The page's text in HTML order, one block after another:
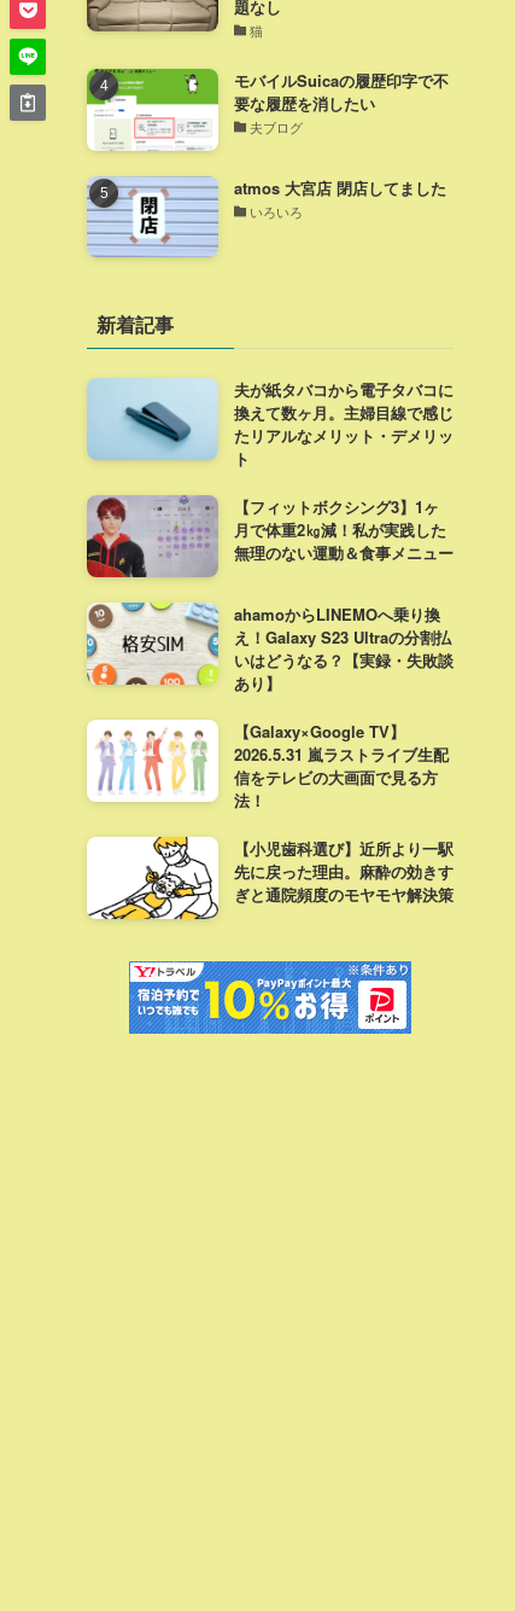
題なし
猫
モバイルSuicaの履歴印字で不
要な履歴を消したい
夫ブログ
atmos 大宮店 閉店してました
いろいろ
新着記事
夫が紙タバコから電子タバコに
換えて数ヶ月。主婦目線で感じ
たリアルなメリット・デメリッ
ト
【フィットボクシング3】1ヶ
月で体重2㎏減！私が実践した
無理のない運動＆食事メニュー
ahamoからLINEMOへ乗り換
え！Galaxy S23 Ultraの分割払
いはどうなる？【実録・失敗談
あり】
【Galaxy×Google TV】
2026.5.31 嵐ラストライブ生配
信をテレビの大画面で見る方
法！
【小児歯科選び】近所より一駅
先に戻った理由。麻酔の効きす
ぎと通院頻度のモヤモヤ解決策